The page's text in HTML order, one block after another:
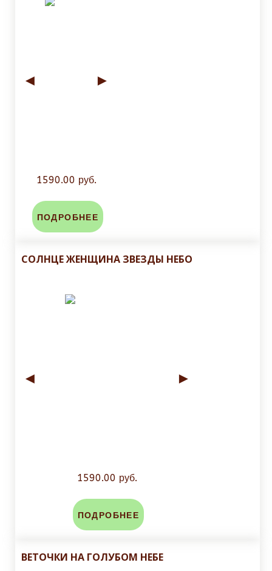
◄ ►
1590.00 руб.
ПОДРОБНЕЕ
СОЛНЦЕ ЖЕНЩИНА ЗВЕЗДЫ НЕБО
◄ ►
1590.00 руб.
ПОДРОБНЕЕ
ВЕТОЧКИ НА ГОЛУБОМ НЕБЕ